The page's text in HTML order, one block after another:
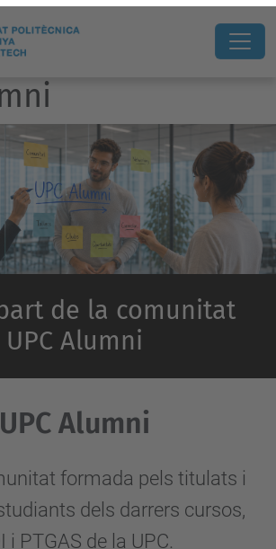
de la comunitat
UPC Alumni
UPC Alumni
formada pels titulats i
dels darrers cursos,
i PTGAS de la UPC.